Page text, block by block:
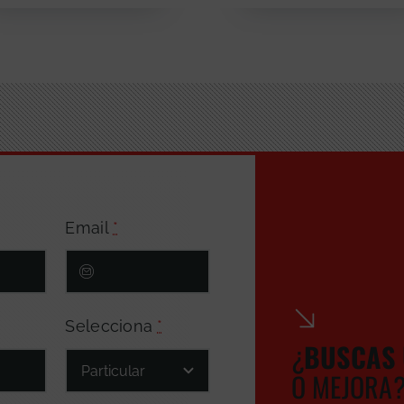
Email *
Selecciona *
¿BUSCAS
O